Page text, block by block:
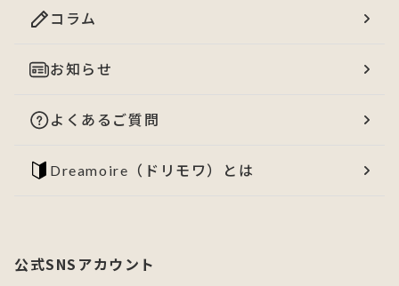
コラム
お知らせ
よくあるご質問
Dreamoire（ドリモワ）とは
公式SNSアカウント